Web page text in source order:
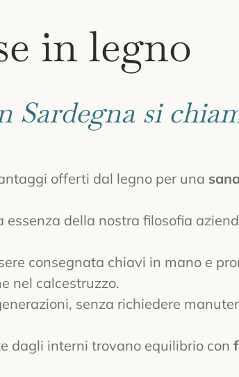
in legno
Sardegna si
offerti dal legno per una
essenza della nostra filosofia
consegnata chiavi in mano e
nel calcestruzzo.
senza richiedere
dagli interni trovano equilibrio con